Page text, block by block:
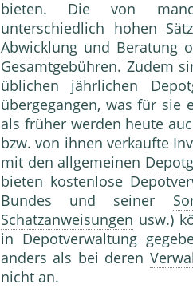
bieten. Die von
unterschiedlich hohen
Abwicklung und Beratung
Gesamtgebühren. Zudem
üblichen jährlichen
übergegangen, was für sie
als früher werden heute
bzw. von ihnen verkaufte
mit den allgemeinen
bieten kostenlose
Bundes und seiner
Schatzanweisungen usw.)
in Depotverwaltung
anders als bei deren
nicht an.